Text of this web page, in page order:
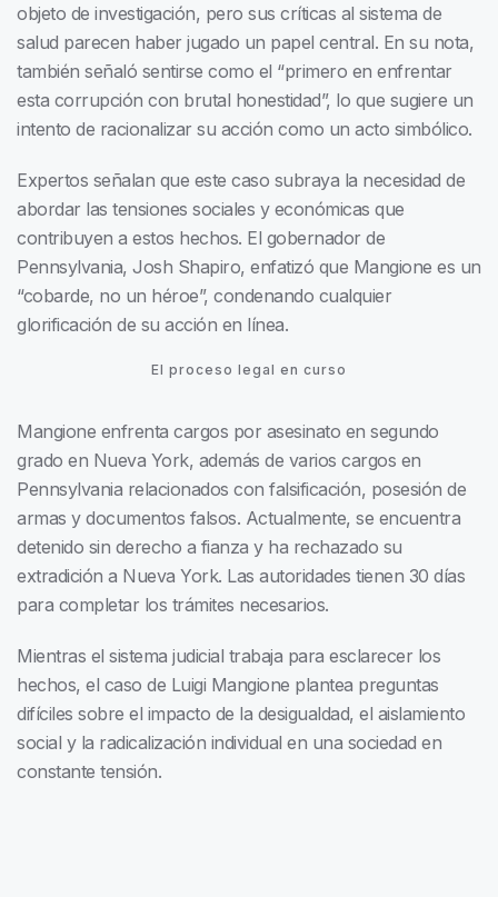
objeto de investigación, pero sus críticas al sistema de
salud parecen haber jugado un papel central. En su nota,
también señaló sentirse como el “primero en enfrentar
esta corrupción con brutal honestidad”, lo que sugiere un
intento de racionalizar su acción como un acto simbólico.
Expertos señalan que este caso subraya la necesidad de
abordar las tensiones sociales y económicas que
contribuyen a estos hechos. El gobernador de
Pennsylvania, Josh Shapiro, enfatizó que Mangione es un
“cobarde, no un héroe”, condenando cualquier
glorificación de su acción en línea.
El proceso legal en curso
Mangione enfrenta cargos por asesinato en segundo
grado en Nueva York, además de varios cargos en
Pennsylvania relacionados con falsificación, posesión de
armas y documentos falsos. Actualmente, se encuentra
detenido sin derecho a fianza y ha rechazado su
extradición a Nueva York. Las autoridades tienen 30 días
para completar los trámites necesarios.
Mientras el sistema judicial trabaja para esclarecer los
hechos, el caso de Luigi Mangione plantea preguntas
difíciles sobre el impacto de la desigualdad, el aislamiento
social y la radicalización individual en una sociedad en
constante tensión.